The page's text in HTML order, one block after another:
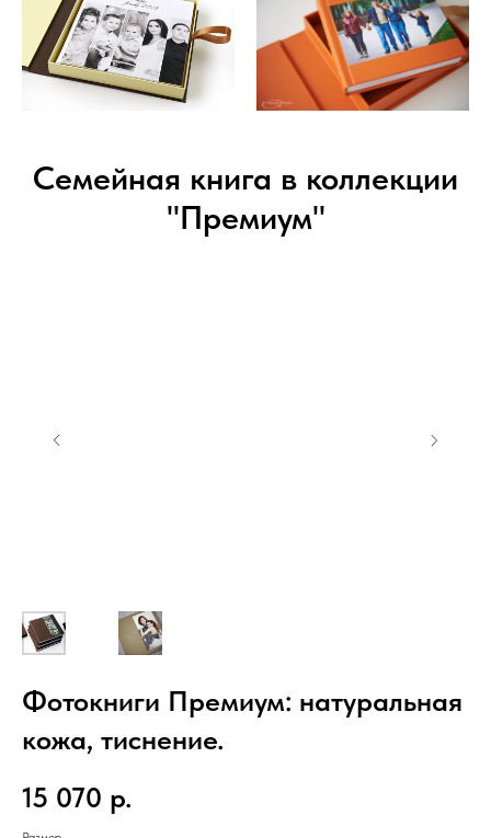
Семейная книга в коллекции
"Премиум"
Фотокниги Премиум: натуральная
кожа, тиснение.
15 070 р.